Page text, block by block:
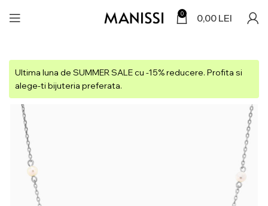
0 0,00 LEI
Ultima luna de SUMMER SALE cu -15% reducere. Profita si
alege-ti bijuteria preferata.